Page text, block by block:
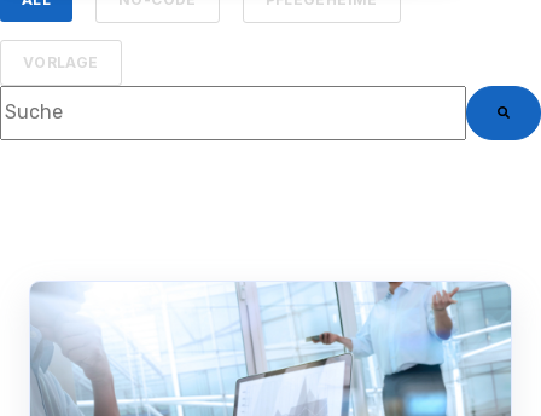
VORLAGE
Dies ist ein Suchfeld mit einer automatischen